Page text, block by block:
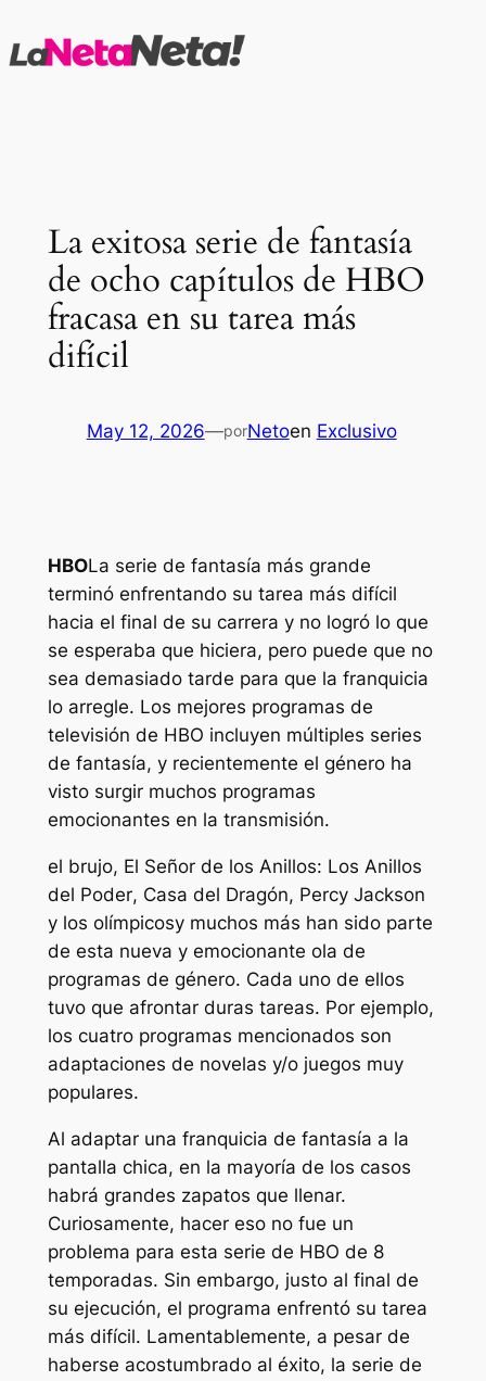
al
La exitosa serie de fantasía
de ocho capítulos de HBO
fracasa en su tarea más
difícil
May 12, 2026—porNetoen Exclusivo
HBOLa serie de fantasía más grande
terminó enfrentando su tarea más difícil
hacia el final de su carrera y no logró lo que
se esperaba que hiciera, pero puede que no
sea demasiado tarde para que la franquicia
lo arregle. Los mejores programas de
televisión de HBO incluyen múltiples series
de fantasía, y recientemente el género ha
visto surgir muchos programas
emocionantes en la transmisión.
el brujo, El Señor de los Anillos: Los Anillos
del Poder, Casa del Dragón, Percy Jackson
y los olímpicosy muchos más han sido parte
de esta nueva y emocionante ola de
programas de género. Cada uno de ellos
tuvo que afrontar duras tareas. Por ejemplo,
los cuatro programas mencionados son
adaptaciones de novelas y/o juegos muy
populares.
Al adaptar una franquicia de fantasía a la
pantalla chica, en la mayoría de los casos
habrá grandes zapatos que llenar.
Curiosamente, hacer eso no fue un
problema para esta serie de HBO de 8
temporadas. Sin embargo, justo al final de
su ejecución, el programa enfrentó su tarea
más difícil. Lamentablemente, a pesar de
haberse acostumbrado al éxito, la serie de